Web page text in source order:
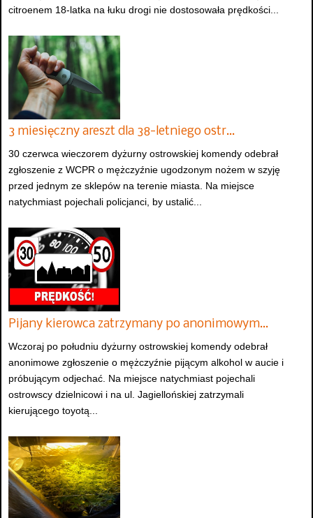
citroenem 18-latka na łuku drogi nie dostosowała prędkości...
3 miesięczny areszt dla 38-letniego ostr…
30 czerwca wieczorem dyżurny ostrowskiej komendy odebrał
zgłoszenie z WCPR o mężczyźnie ugodzonym nożem w szyję
przed jednym ze sklepów na terenie miasta. Na miejsce
natychmiast pojechali policjanci, by ustalić...
Pijany kierowca zatrzymany po anonimowym…
Wczoraj po południu dyżurny ostrowskiej komendy odebrał
anonimowe zgłoszenie o mężczyźnie pijącym alkohol w aucie i
próbującym odjechać. Na miejsce natychmiast pojechali
ostrowscy dzielnicowi i na ul. Jagiellońskiej zatrzymali
kierującego toyotą...